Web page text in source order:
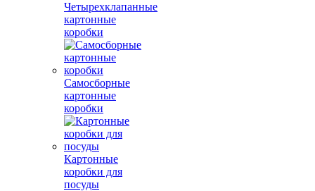
Четырехклапанные
картонные
коробки
Самосборные
картонные
коробки
Картонные
коробки для
посуды